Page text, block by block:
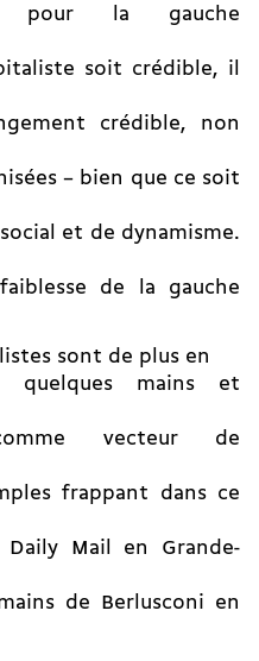
pour la gauche
soit crédible, il
crédible, non
– bien que ce soit
et de dynamisme.
de la gauche
sont de plus en
quelques mains et
vecteur de
frappant dans ce
Daily Mail en Grande-
de Berlusconi en